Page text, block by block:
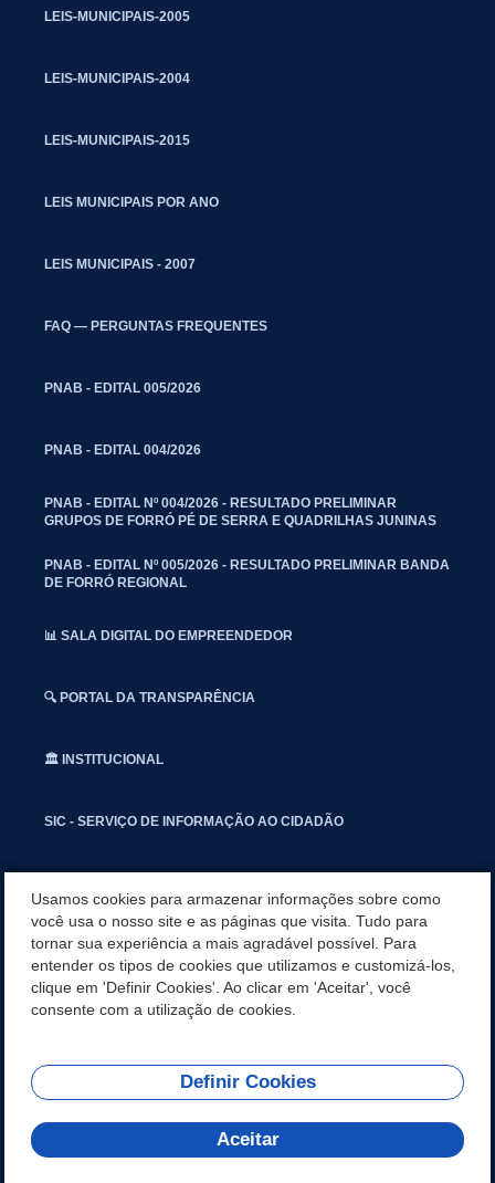
LEIS-MUNICIPAIS-2005
LEIS-MUNICIPAIS-2004
LEIS-MUNICIPAIS-2015
LEIS MUNICIPAIS POR ANO
LEIS MUNICIPAIS - 2007
FAQ — PERGUNTAS FREQUENTES
PNAB - EDITAL 005/2026
PNAB - EDITAL 004/2026
PNAB - EDITAL Nº 004/2026 - RESULTADO PRELIMINAR
GRUPOS DE FORRÓ PÉ DE SERRA E QUADRILHAS JUNINAS
PNAB - EDITAL Nº 005/2026 - RESULTADO PRELIMINAR BANDA
DE FORRÓ REGIONAL
📊 SALA DIGITAL DO EMPREENDEDOR
🔍 PORTAL DA TRANSPARÊNCIA
🏛️ INSTITUCIONAL
SIC - SERVIÇO DE INFORMAÇÃO AO CIDADÃO
INSTAGRAN
📱🩺 SAUDE CONECTADA
REDES SOCIAIS
Usamos cookies para armazenar informações sobre como
você usa o nosso site e as páginas que visita. Tudo para
tornar sua experiência a mais agradável possível. Para
entender os tipos de cookies que utilizamos e customizá-los,
clique em 'Definir Cookies'. Ao clicar em 'Aceitar', você
consente com a utilização de cookies.
Definir Cookies
Aceitar